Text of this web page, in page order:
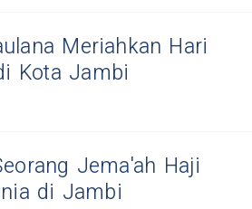
Meriahkan Hari
Kota Jambi
Jema'ah Haji
di Jambi